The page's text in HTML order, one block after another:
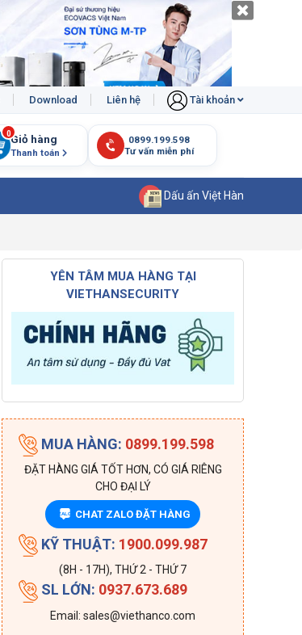
Download Liên hệ Tài khoản
Giỏ hàng
Thanh toán
0
Dấu ấn Việt Hàn
YÊN TÂM MUA HÀNG TẠI
VIETHANSECURITY
MUA HÀNG: 0899.199.598
ĐẶT HÀNG GIÁ TỐT HƠN, CÓ GIÁ RIÊNG
CHO ĐẠI LÝ
ZALO CHAT ZALO ĐẶT HÀNG
KỸ THUẬT: 1900.099.987
(8H - 17H), THỨ 2 - THỨ 7
SL LỚN: 0937.673.689
Email: sales@viethanco.com